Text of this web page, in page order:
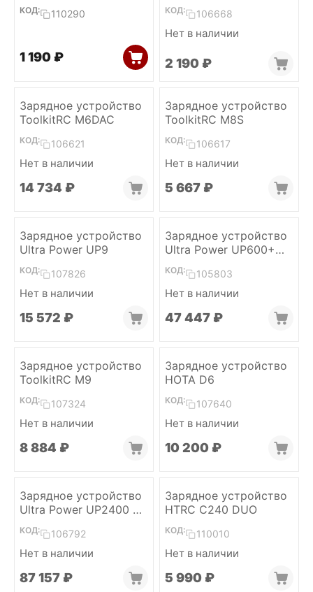
BT3.0 (with cable)
КОД: 110290
1 190 ₽
PH2.0
КОД: 106668
Нет в наличии
2 190 ₽
Зарядное устройство
ToolkitRC M6DAC
КОД: 106621
Нет в наличии
14 734 ₽
Зарядное устройство
ToolkitRC M8S
КОД: 106617
Нет в наличии
5 667 ₽
Зарядное устройство
Ultra Power UP9
КОД: 107826
Нет в наличии
15 572 ₽
Зарядное устройство
Ultra Power UP600+
AC 2-6S (2x600W)
КОД: 105803
Нет в наличии
47 447 ₽
Зарядное устройство
ToolkitRC M9
КОД: 107324
Нет в наличии
8 884 ₽
Зарядное устройство
HOTA D6
КОД: 107640
Нет в наличии
10 200 ₽
Зарядное устройство
Ultra Power UP2400 6S
(4x600W)
КОД: 106792
Нет в наличии
87 157 ₽
Зарядное устройство
HTRC C240 DUO
КОД: 110010
Нет в наличии
5 990 ₽